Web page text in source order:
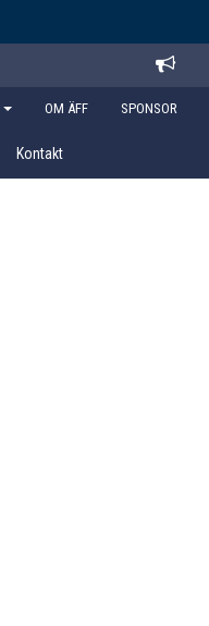
OM ÄFF SPONSOR
Kontakt